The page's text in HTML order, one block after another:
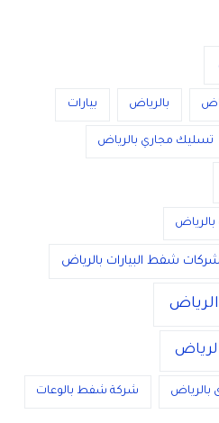
بالرياض بيارات
تسليك مجاري بالرياض
شركات شفط البيارات بالرياض
بالرياض شركة شفط بالوعات